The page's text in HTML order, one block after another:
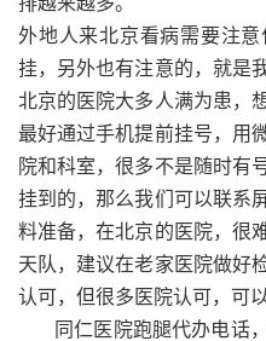
外地人来北京看病需要注
挂，另外也有注意的，就是
北京的医院大多人满为患，
最好通过手机提前挂号，用
院和科室，很多不是随时有
挂到的，那么我们可以联系
料准备，在北京的医院，很
天队，建议在老家医院做好
认可，但很多医院认可，可
同仁医院跑腿代办电话